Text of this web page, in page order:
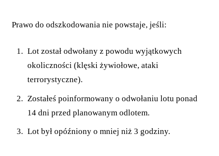
Prawo do odszkodowania nie powstaje, jeśli:
Lot został odwołany z powodu wyjątkowych
okoliczności (klęski żywiołowe, ataki
terrorystyczne).
Zostałeś poinformowany o odwołaniu lotu ponad
14 dni przed planowanym odlotem.
Lot był opóźniony o mniej niż 3 godziny.